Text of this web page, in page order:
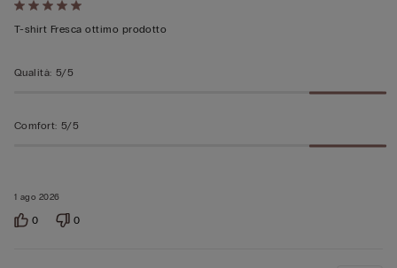
Valutato
5
5
1 ago 2026
T-shirt Fresca ottimo prodotto
Qualità: 5/5
Comfort: 5/5
0 0